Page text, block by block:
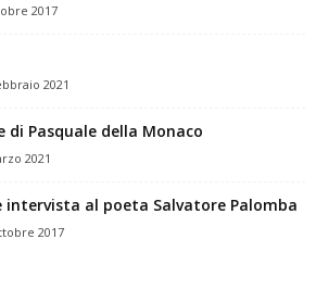
2017
2021
di Pasquale della Monaco
2021
intervista al poeta Salvatore Palomba
2017